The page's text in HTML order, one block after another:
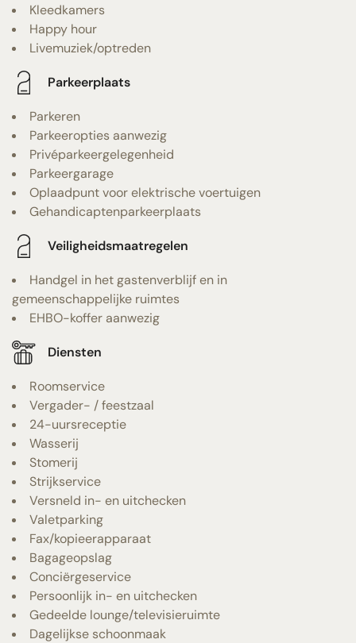
Kleedkamers
Happy hour
Livemuziek/optreden
Parkeerplaats
Parkeren
Parkeeropties aanwezig
Privéparkeergelegenheid
Parkeergarage
Oplaadpunt voor elektrische voertuigen
Gehandicaptenparkeerplaats
Veiligheidsmaatregelen
Handgel in het gastenverblijf en in
gemeenschappelijke ruimtes
EHBO-koffer aanwezig
Diensten
Roomservice
Vergader- / feestzaal
24-uursreceptie
Wasserij
Stomerij
Strijkservice
Versneld in- en uitchecken
Valetparking
Fax/kopieerapparaat
Bagageopslag
Conciërgeservice
Persoonlijk in- en uitchecken
Gedeelde lounge/televisieruimte
Dagelijkse schoonmaak